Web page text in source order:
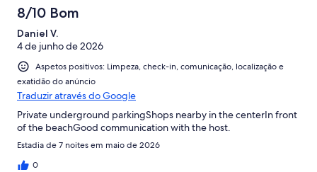
8/10 Bom
Daniel V.
4 de junho de 2026
Aspetos positivos: Limpeza, check-in, comunicação, localização e
exatidão do anúncio
Traduzir através do Google
Private underground parkingShops nearby in the centerIn front
of the beachGood communication with the host.
Estadia de 7 noites em maio de 2026
0